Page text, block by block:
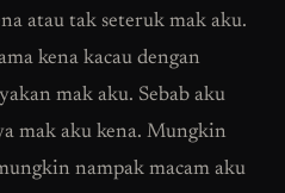
atau tak seteruk mak aku.
kena kacau dengan
mak aku. Sebab aku
mak aku kena. Mungkin
nampak macam aku